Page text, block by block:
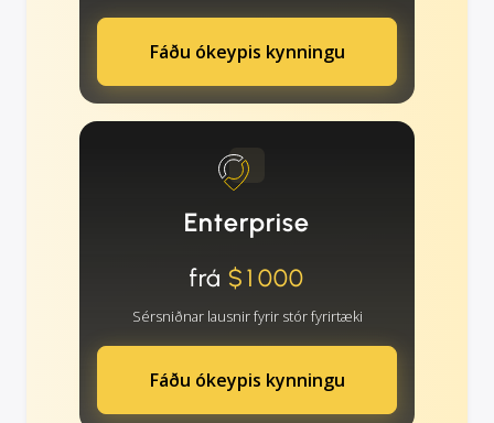
Fáðu ókeypis kynningu
Enterprise
frá $1000
Sérsniðnar lausnir fyrir stór fyrirtæki
Fáðu ókeypis kynningu